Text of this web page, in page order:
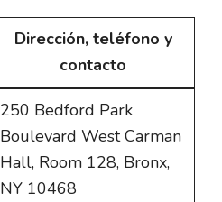
Dirección, teléfono y
contacto
250 Bedford Park
Boulevard West Carman
Hall, Room 128, Bronx,
NY 10468